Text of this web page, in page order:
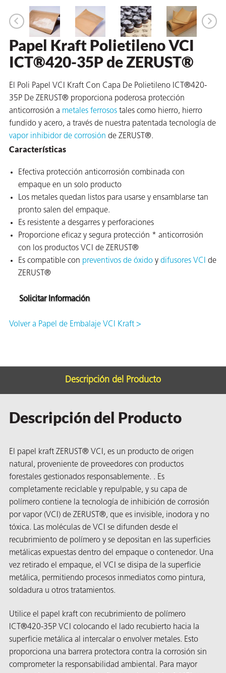
Papel Kraft Polietileno VCI
ICT®420-35P de ZERUST®
El Poli Papel VCI Kraft Con Capa De Polietileno ICT®420-
35P De ZERUST® proporciona poderosa protección
anticorrosión a metales ferrosos tales como hierro, hierro
fundido y acero, a través de nuestra patentada tecnología de
vapor inhibidor de corrosión de ZERUST®.
Características
Efectiva protección anticorrosión combinada con
empaque en un solo producto
Los metales quedan listos para usarse y ensamblarse tan
pronto salen del empaque.
Es resistente a desgarres y perforaciones
Proporcione eficaz y segura protección * anticorrosión
con los productos VCI de ZERUST®
Es compatible con preventivos de óxido y difusores VCI
de
ZERUST®
Solicitar Información
Volver a Papel de Embalaje VCI Kraft >
Descripción del Producto
Descripción del Producto
El papel kraft ZERUST® VCI, es un producto de origen
natural, proveniente de proveedores con productos
forestales gestionados responsablemente. . Es
completamente reciclable y repulpable, y su capa de
polímero contiene la tecnología de inhibición de corrosión
por vapor (VCI) de ZERUST®, que es invisible, inodora y no
tóxica. Las moléculas de VCI se difunden desde el
recubrimiento de polímero y se depositan en las superficies
metálicas expuestas dentro del empaque o contenedor. Una
vez retirado el empaque, el VCI se disipa de la superficie
metálica, permitiendo procesos inmediatos como pintura,
soldadura u otros tratamientos.
Utilice el papel kraft con recubrimiento de polímero
ICT®420-35P VCI colocando el lado recubierto hacia la
superficie metálica al intercalar o envolver metales. Esto
proporciona una barrera protectora contra la corrosión sin
comprometer la responsabilidad ambiental. Para mayor
de
de